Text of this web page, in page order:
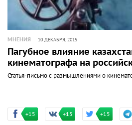
МНЕНИЯ 10 ДЕКАБРЯ, 2015
Пагубное влияние
кинематографа на
Статья-письмо с размышлениями о
+15 +15 +15